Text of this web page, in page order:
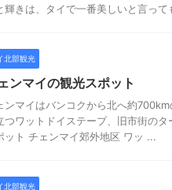
輝きは、タイで一番美しいと言って
北部観光
ンマイの観光スポット
ンマイはバンコクから北へ約
つワットドイステープ、旧市街の
ット チェンマイ郊外地区 ワッ ...
北部観光